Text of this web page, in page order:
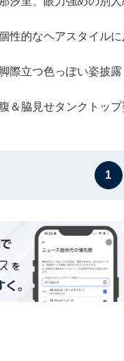
性的なヘアスタイル
際立つ色っぽい姿披
＆脇見せタンクトッ
1